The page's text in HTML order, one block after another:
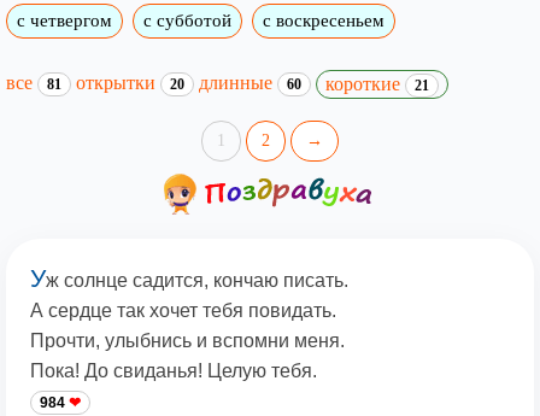
с четвергом с субботой с воскресеньем
все 81 открытки 20 длинные 60 короткие 21
1 2 →
Уж солнце садится, кончаю писать.
А сердце так хочет тебя повидать.
Прочти, улыбнись и вспомни меня.
Пока! До свиданья! Целую тебя.
984